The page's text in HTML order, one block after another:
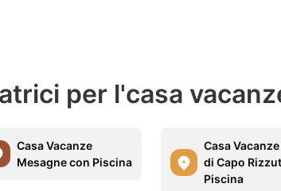
per l'casa
Casa Vacanze
Mesagne con Piscina
Casa
di Capo
Piscina